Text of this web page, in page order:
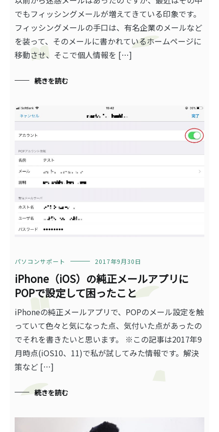
でもフィッシングメールが増えてきている印象です。
フィッシングメールの手口は、有名企業のメールなど
を装って、そのメールに書かれているホームページに
移動させ、そこで個人情報を […]
続きを読む
パソコンサポート 2017年9月30日
iPhone（iOS）の純正メールアプリに
POPで設定して困ったこと
iPhoneの純正メールアプリで、POPのメール設定を触
っていて色々と気になった点、気付いた点があったの
でそれを書きたいと思います。 ※この記事は2017年9
月時点(iOS10、11)で私が試してみた情報です。解決
策など […]
続きを読む